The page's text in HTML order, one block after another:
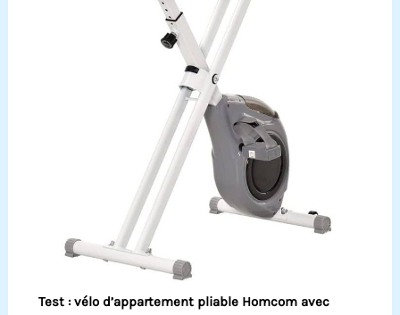
Test : vélo d’appartement pliable Homcom avec